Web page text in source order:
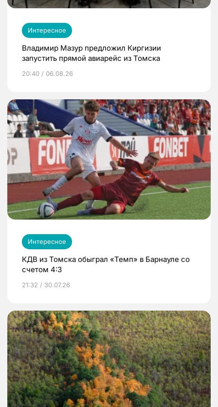
Интересное
Владимир Мазур предложил Киргизии
запустить прямой авиарейс из Томска
20:40 / 06.08.26
Интересное
КДВ из Томска обыграл «Темп» в Барнауле со
счетом 4:3
21:32 / 30.07.26